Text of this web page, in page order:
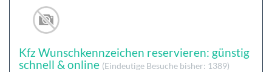
Kfz Wunschkennzeichen reservieren: günstig
schnell & online (Eindeutige Besuche bisher: 1389)